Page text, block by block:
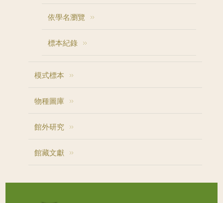
依學名瀏覽
標本紀錄
模式標本
物種圖庫
館外研究
館藏文獻